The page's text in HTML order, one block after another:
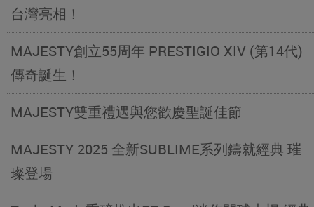
台灣亮相！
MAJESTY創立55周年 PRESTIGIO XIV (第14代)
傳奇誕生！
MAJESTY雙重禮遇與您歡慶聖誕佳節
MAJESTY 2025 全新SUBLIME系列鑄就經典 璀
璨登場